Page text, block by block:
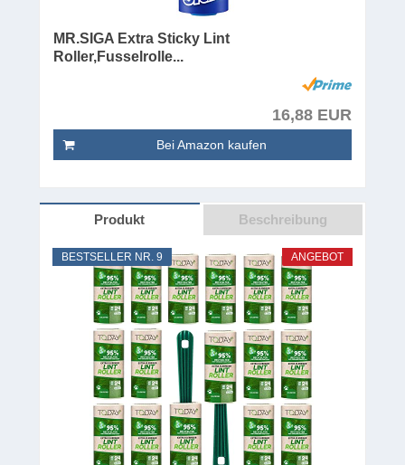
MR.SIGA Extra Sticky Lint
Roller,Fusselrolle...
16,88 EUR
Bei Amazon kaufen
Produkt Beschreibung
ANGEBOT
BESTSELLER NR. 9